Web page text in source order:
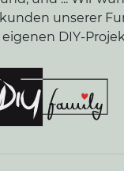
unserer
DIY-